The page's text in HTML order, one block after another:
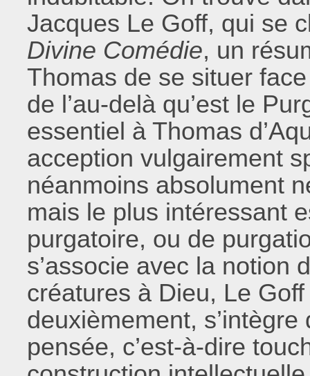
Jacques Le Goff, qui se
Divine Comédie, un
Thomas de se situer
de l’au-delà qu’est le
essentiel à Thomas
acception vulgairement
néanmoins absolument
mais le plus intéressant
purgatoire, ou de
s’associe avec la notion
créatures à Dieu, Le
deuxièmement,
pensée, c’est-à-dire